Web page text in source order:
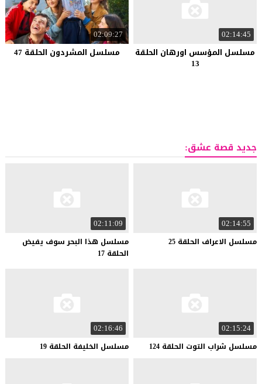
02:14:45
مسلسل المؤسس اورهان الحلقة
13
02:09:27
مسلسل المشردون الحلقة 47
جديد قصة عشق:
02:14:55
مسلسل الاعراف الحلقة 25
02:11:09
مسلسل هذا البحر سوف يفيض
الحلقة 17
02:15:24
مسلسل شراب التوت الحلقة 124
02:16:46
مسلسل الخليفة الحلقة 19